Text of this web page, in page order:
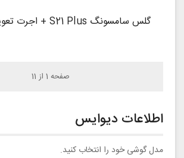
گلس سامسونگ S21 Plus + اجرت تعویض
صفحه 1 از 11
اطلاعات دیوایس
مدل گوشی خود را انتخاب کنید.